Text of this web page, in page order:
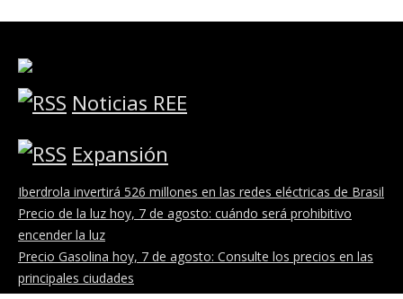
Noticias REE
Expansión
Iberdrola invertirá 526 millones en las redes eléctricas de Brasil
Precio de la luz hoy, 7 de agosto: cuándo será prohibitivo
encender la luz
Precio Gasolina hoy, 7 de agosto: Consulte los precios en las
principales ciudades